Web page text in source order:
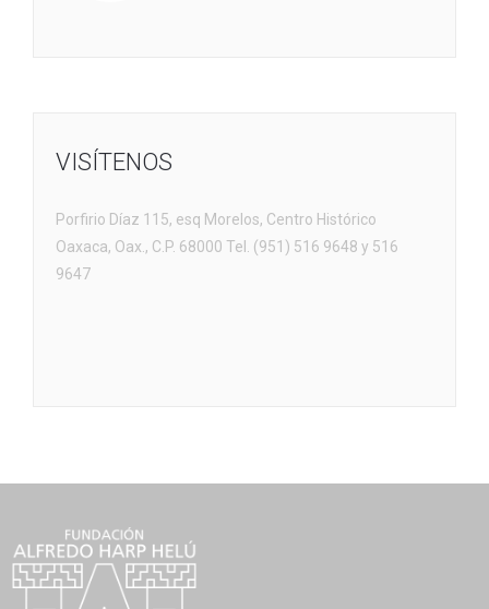
VISÍTENOS
Porfirio Díaz 115, esq Morelos, Centro Histórico
Oaxaca, Oax., C.P. 68000 Tel. (951) 516 9648 y 516
9647